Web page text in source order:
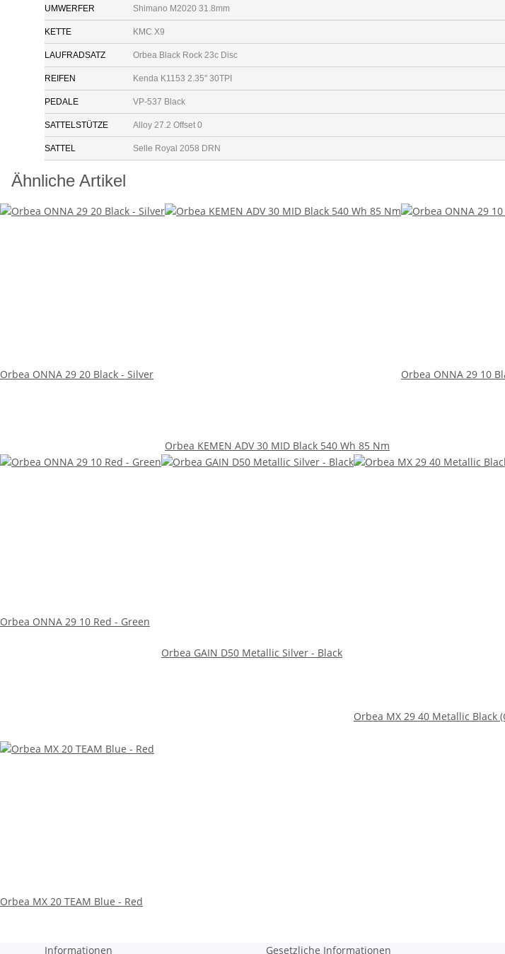
UMWERFER Shimano M2020 31.8mm
KETTE KMC X9
LAUFRADSATZ Orbea Black Rock 23c Disc
REIFEN Kenda K1153 2.35" 30TPI
PEDALE VP-537 Black
SATTELSTÜTZE Alloy 27.2 Offset 0
SATTEL Selle Royal 2058 DRN
Ähnliche Artikel
Orbea ONNA 29 20 Black - Silver
Orbea KEMEN ADV 30 MID Black 540 Wh 85 Nm
Orbea ONNA 29 10
Orbea ONNA 29 10 Red - Green
Orbea GAIN D50 Metallic Silver - Black
Orbea MX 29 40 Metallic Black
Orbea MX 20 TEAM Blue - Red
Informationen Gesetzliche Informationen